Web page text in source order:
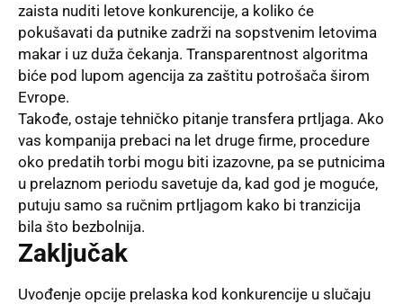
zaista nuditi letove konkurencije, a koliko će
pokušavati da putnike zadrži na sopstvenim letovima
makar i uz duža čekanja. Transparentnost algoritma
biće pod lupom agencija za zaštitu potrošača širom
Evrope.
Takođe, ostaje tehničko pitanje transfera prtljaga. Ako
vas kompanija prebaci na let druge firme, procedure
oko predatih torbi mogu biti izazovne, pa se putnicima
u prelaznom periodu savetuje da, kad god je moguće,
putuju samo sa ručnim prtljagom kako bi tranzicija
bila što bezbolnija.
Zaključak
Uvođenje opcije prelaska kod konkurencije u slučaju